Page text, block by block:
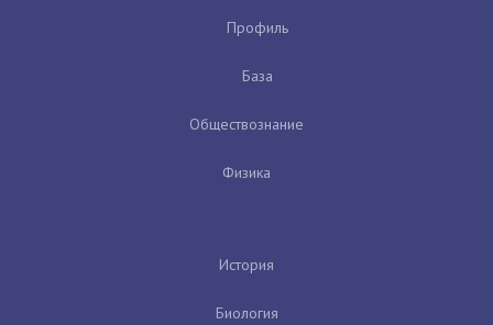
Профиль
База
Обществознание
Физика
История
Биология